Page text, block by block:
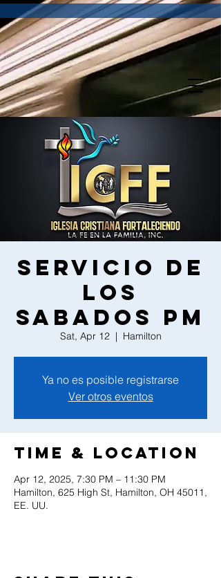
Servicio de
los
Sabados PM
Sat, Apr 12
  |
Hamilton
Ya no es posible registrarse
Ver otros eventos
Time & Location
Apr 12, 2025, 7:30 PM – 11:30 PM
Hamilton, 625 High St, Hamilton, OH 45011,
EE. UU.